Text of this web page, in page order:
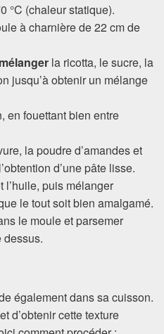
°C (chaleur statique).
à charnière de 22 cm de
mélanger la ricotta, le sucre, la
jusqu’à obtenir un mélange
en fouettant bien entre
la poudre d’amandes et
d’une pâte lisse.
l’huile, puis mélanger
le tout soit bien amalgamé.
le moule et parsemer
dessus.
également dans sa cuisson.
d’obtenir cette texture